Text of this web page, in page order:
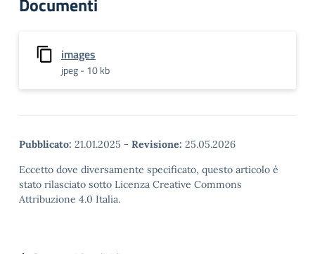
images
jpeg - 10 kb
Pubblicato: 21.01.2025 - Revisione: 25.05.2026
Eccetto dove diversamente specificato, questo articolo è
stato rilasciato sotto Licenza Creative Commons
Attribuzione 4.0 Italia.